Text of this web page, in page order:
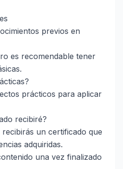
previos en
es recomendable tener
prácticos para aplicar
recibiré?
un certificado que
adquiridas.
una vez finalizado